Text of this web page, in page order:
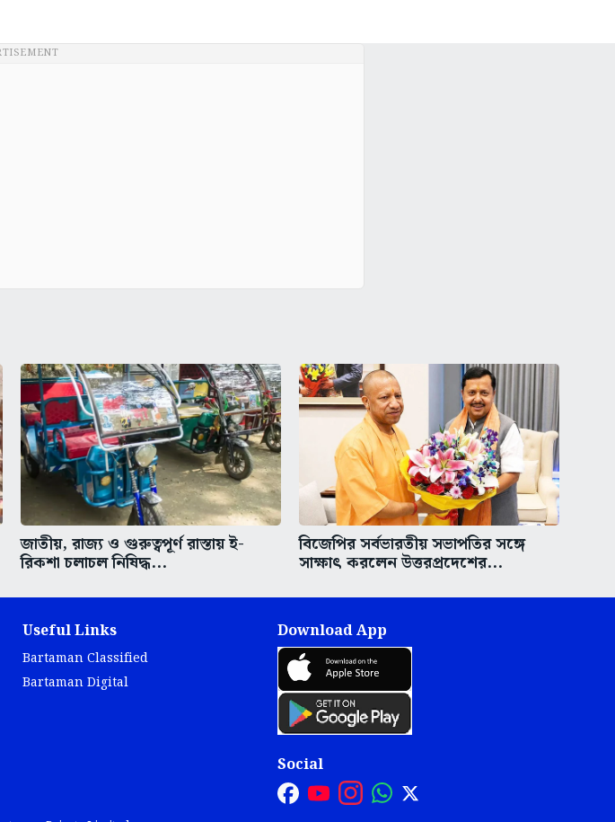
জাতীয়, রাজ্য ও গুরুত্বপূর্ণ রাস্তায় ই-
রিকশা চলাচল নিষিদ্ধ...
বিজেপির সর্বভারতীয় সভাপতির সঙ্গে
সাক্ষাৎ করলেন উত্তরপ্রদেশের...
Useful Links
Bartaman Classified
Bartaman Digital
Download App
Social